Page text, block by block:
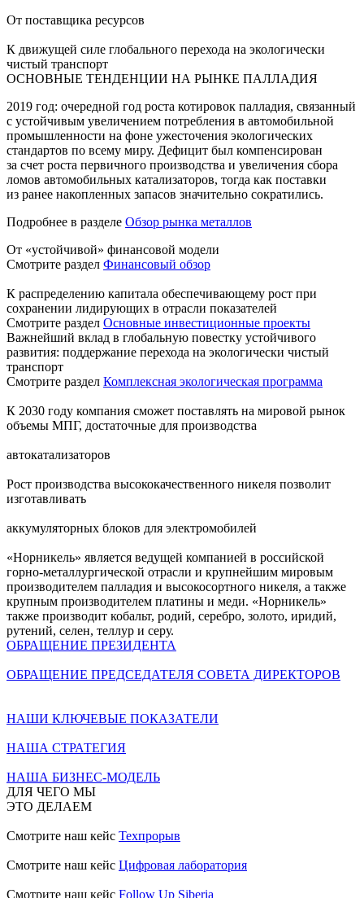
От поставщика ресурсов
К движущей силе глобального перехода на экологически
чистый транспорт
ОСНОВНЫЕ ТЕНДЕНЦИИ НА РЫНКЕ ПАЛЛАДИЯ
2019 год: очередной год роста котировок палладия, связанный
с устойчивым увеличением потребления в автомобильной
промышленности на фоне ужесточения экологических
стандартов по всему миру. Дефицит был компенсирован
за счет роста первичного производства и увеличения сбора
ломов автомобильных катализаторов, тогда как поставки
из ранее накопленных запасов значительно сократились.
Подробнее в разделе Обзор рынка металлов
От «устойчивой» финансовой модели
Смотрите раздел Финансовый обзор
К распределению капитала обеспечивающему рост при
сохранении лидирующих в отрасли показателей
Смотрите раздел Основные инвестиционные проекты
Важнейший вклад в глобальную повестку устойчивого
развития: поддержание перехода на экологически чистый
транспорт
Смотрите раздел Комплексная экологическая программа
К 2030 году компания сможет поставлять на мировой рынок
объемы МПГ, достаточные для производства
автокатализаторов
Рост производства высококачественного никеля позволит
изготавливать
аккумуляторных блоков для электромобилей
«Норникель» является ведущей компанией в российской
горно-металлургической отрасли и крупнейшим мировым
производителем палладия и высокосортного никеля, а также
крупным производителем платины и меди. «Норникель»
также производит кобальт, родий, серебро, золото, иридий,
рутений, селен, теллур и серу.
ОБРАЩЕНИЕ ПРЕЗИДЕНТА
ОБРАЩЕНИЕ ПРЕДСЕДАТЕЛЯ СОВЕТА ДИРЕКТОРОВ
НАШИ КЛЮЧЕВЫЕ ПОКАЗАТЕЛИ
НАША СТРАТЕГИЯ
НАША БИЗНЕС-МОДЕЛЬ
ДЛЯ ЧЕГО МЫ
ЭТО ДЕЛАЕМ
Смотрите наш кейс Техпрорыв
Смотрите наш кейс Цифровая лаборатория
Смотрите наш кейс Follow Up Siberia